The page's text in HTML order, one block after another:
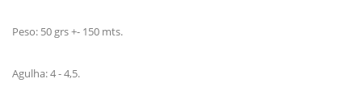
Peso: 50 grs +- 150 mts.
Agulha: 4 - 4,5.